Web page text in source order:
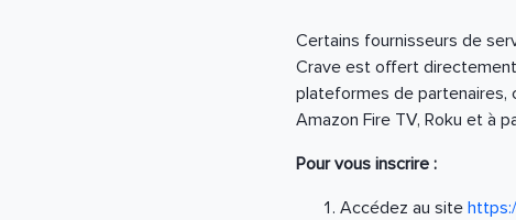
Certains fournisseurs de
Crave est offert
plateformes de partenaires,
Amazon Fire TV, Roku et à
Pour vous inscrire :
Accédez au site